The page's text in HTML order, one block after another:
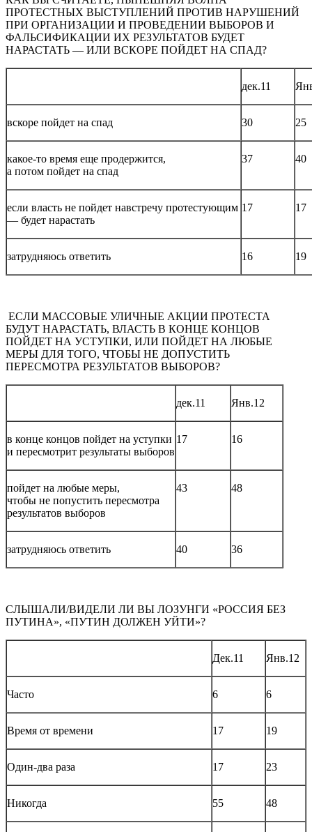
ПРОТЕСТНЫХ ВЫСТУПЛЕНИЙ ПРОТИВ НАРУШЕНИЙ
ПРИ ОРГАНИЗАЦИИ И ПРОВЕДЕНИИ ВЫБОРОВ И
ФАЛЬСИФИКАЦИИ ИХ РЕЗУЛЬТАТОВ БУДЕТ
НАРАСТАТЬ — ИЛИ ВСКОРЕ ПОЙДЕТ НА СПАД?
дек.11
вскоре пойдет на спад 30 25
какое-то время еще продержится,
а потом пойдет на спад
37 40
если власть не пойдет навстречу протестующим
— будет нарастать
17 17
затрудняюсь ответить 16 19
ЕСЛИ МАССОВЫЕ УЛИЧНЫЕ АКЦИИ ПРОТЕСТА
БУДУТ НАРАСТАТЬ, ВЛАСТЬ В КОНЦЕ КОНЦОВ
ПОЙДЕТ НА УСТУПКИ, ИЛИ ПОЙДЕТ НА ЛЮБЫЕ
МЕРЫ ДЛЯ ТОГО, ЧТОБЫ НЕ ДОПУСТИТЬ
ПЕРЕСМОТРА РЕЗУЛЬТАТОВ ВЫБОРОВ?
дек.11 Янв.12
в конце концов пойдет на уступки
и пересмотрит результаты выборов
17 16
пойдет на любые меры,
чтобы не попустить пересмотра
результатов выборов
43 48
затрудняюсь ответить 40 36
СЛЫШАЛИ/ВИДЕЛИ ЛИ ВЫ ЛОЗУНГИ «РОССИЯ БЕЗ
ПУТИНА», «ПУТИН ДОЛЖЕН УЙТИ»?
Дек.11 Янв.12
Часто 6 6
Время от времени 17 19
Один-два раза 17 23
Никогда 55 48